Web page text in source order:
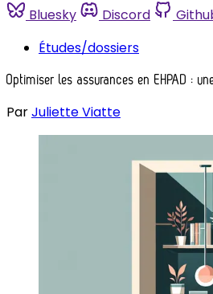
Bluesky
Discord
Études/dossiers
Optimiser les assurances en EHPAD :
ParJuliette Viatte